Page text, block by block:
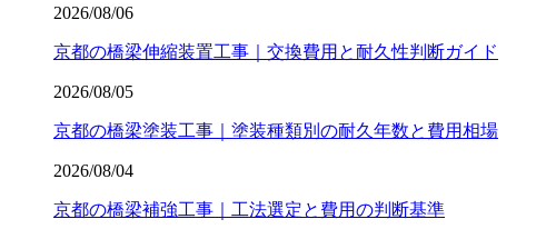
2026/08/06
京都の橋梁伸縮装置工事｜交換費用と耐久性判断ガイド
2026/08/05
京都の橋梁塗装工事｜塗装種類別の耐久年数と費用相場
2026/08/04
京都の橋梁補強工事｜工法選定と費用の判断基準